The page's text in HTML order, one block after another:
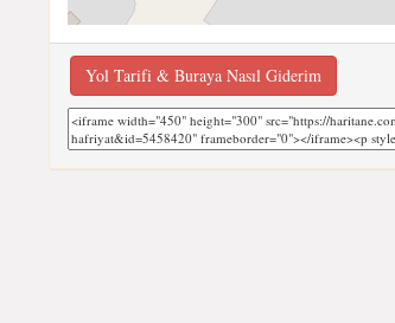
Yol Tarifi & Buraya Nasıl Giderim